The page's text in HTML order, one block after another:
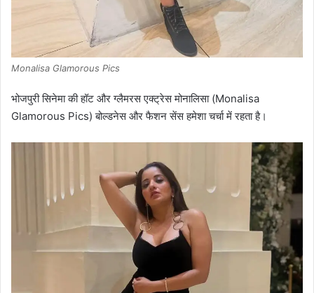
Monalisa Glamorous Pics
भोजपुरी सिनेमा की हॉट और ग्लैमरस एक्ट्रेस मोनालिसा (Monalisa
Glamorous Pics) बोल्डनेस और फैशन सेंस हमेशा चर्चा में रहता है।